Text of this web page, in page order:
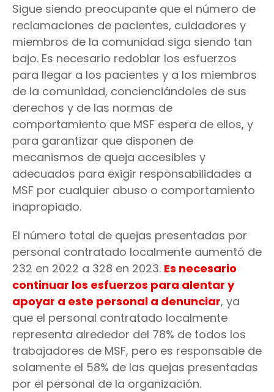
Sigue siendo preocupante que el número de
reclamaciones de pacientes, cuidadores y
miembros de la comunidad siga siendo tan
bajo. Es necesario redoblar los esfuerzos
para llegar a los pacientes y a los miembros
de la comunidad, concienciándoles de sus
derechos y de las normas de
comportamiento que MSF espera de ellos, y
para garantizar que disponen de
mecanismos de queja accesibles y
adecuados para exigir responsabilidades a
MSF por cualquier abuso o comportamiento
inapropiado.
El número total de quejas presentadas por
personal contratado localmente aumentó de
232 en 2022 a 328 en 2023. Es necesario
continuar los esfuerzos para alentar y
apoyar a este personal a denunciar, ya
que el personal contratado localmente
representa alrededor del 78% de todos los
trabajadores de MSF, pero es responsable de
solamente el 58% de las quejas presentadas
por el personal de la organización.